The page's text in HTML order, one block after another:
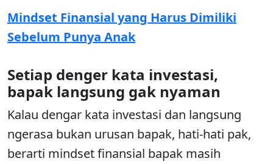
Mindset Finansial yang Harus Dimiliki
Sebelum Punya Anak
Setiap denger kata investasi,
bapak langsung gak nyaman
Kalau dengar kata investasi dan langsung
ngerasa bukan urusan bapak, hati-hati pak,
berarti mindset finansial bapak masih